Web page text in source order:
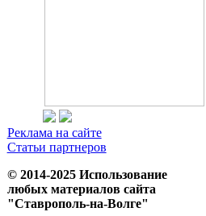
Реклама на сайте
Статьи партнеров
© 2014-2025 Использование
любых материалов сайта
"Ставрополь-на-Волге"